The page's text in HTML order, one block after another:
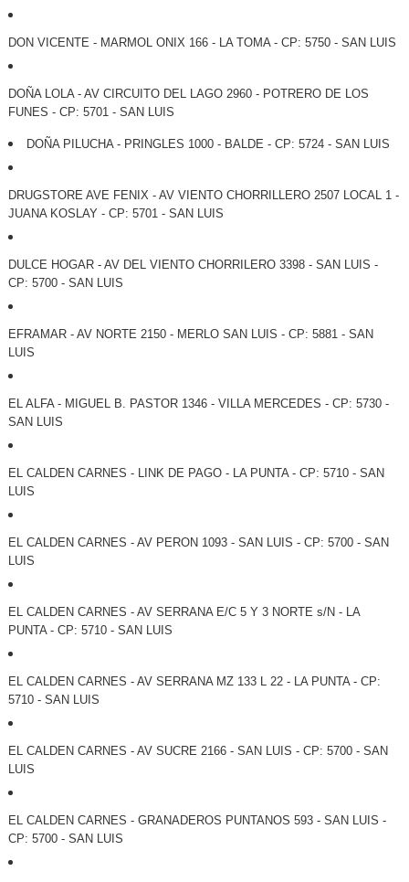
DON VICENTE - MARMOL ONIX 166 - LA TOMA - CP: 5750 - SAN LUIS
DOÑA LOLA - AV CIRCUITO DEL LAGO 2960 - POTRERO DE LOS
FUNES - CP: 5701 - SAN LUIS
DOÑA PILUCHA - PRINGLES 1000 - BALDE - CP: 5724 - SAN LUIS
DRUGSTORE AVE FENIX - AV VIENTO CHORRILLERO 2507 LOCAL 1 -
JUANA KOSLAY - CP: 5701 - SAN LUIS
DULCE HOGAR - AV DEL VIENTO CHORRILERO 3398 - SAN LUIS -
CP: 5700 - SAN LUIS
EFRAMAR - AV NORTE 2150 - MERLO SAN LUIS - CP: 5881 - SAN
LUIS
EL ALFA - MIGUEL B. PASTOR 1346 - VILLA MERCEDES - CP: 5730 -
SAN LUIS
EL CALDEN CARNES - LINK DE PAGO - LA PUNTA - CP: 5710 - SAN
LUIS
EL CALDEN CARNES - AV PERON 1093 - SAN LUIS - CP: 5700 - SAN
LUIS
EL CALDEN CARNES - AV SERRANA E/C 5 Y 3 NORTE s/N - LA
PUNTA - CP: 5710 - SAN LUIS
EL CALDEN CARNES - AV SERRANA MZ 133 L 22 - LA PUNTA - CP:
5710 - SAN LUIS
EL CALDEN CARNES - AV SUCRE 2166 - SAN LUIS - CP: 5700 - SAN
LUIS
EL CALDEN CARNES - GRANADEROS PUNTANOS 593 - SAN LUIS -
CP: 5700 - SAN LUIS